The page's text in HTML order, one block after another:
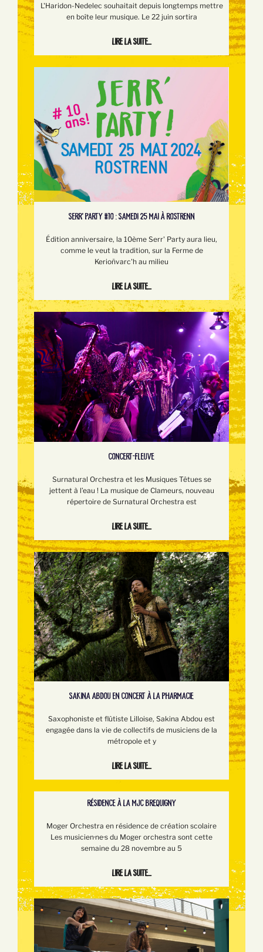
L'Haridon-Nedelec souhaitait depuis longtemps mettre
en boîte leur musique. Le 22 juin sortira
Lire la suite...
SERR’ PARTY #10 : SAMEDI 25 MAI À ROSTRENN
Édition anniversaire, la 10ème Serr' Party aura lieu,
comme le veut la tradition, sur la Ferme de
Kerioñvarc'h au milieu
Lire la suite...
CONCERT-FLEUVE
Surnatural Orchestra et les Musiques Têtues se
jettent à l’eau ! La musique de Clameurs, nouveau
répertoire de Surnatural Orchestra est
Lire la suite...
SAKINA ABDOU EN CONCERT À LA PHARMACIE
Saxophoniste et flûtiste Lilloise, Sakina Abdou est
engagée dans la vie de collectifs de musiciens de la
métropole et y
Lire la suite...
RÉSIDENCE À LA MJC BREQUIGNY
Moger Orchestra en résidence de création scolaire
Les musicien·ne·s du Moger orchestra sont cette
semaine du 28 novembre au 5
Lire la suite...